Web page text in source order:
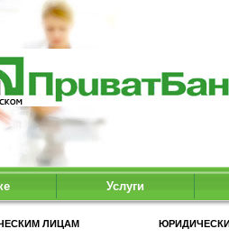
Услуги
ЛИЦАМ